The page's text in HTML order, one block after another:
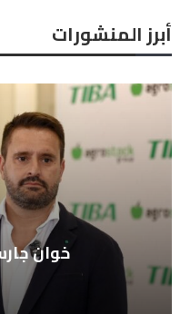
أبرز المنشورات
خوان